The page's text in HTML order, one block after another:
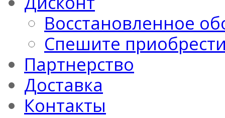
Восстановленное
Спешите
Партнерство
Доставка
Контакты